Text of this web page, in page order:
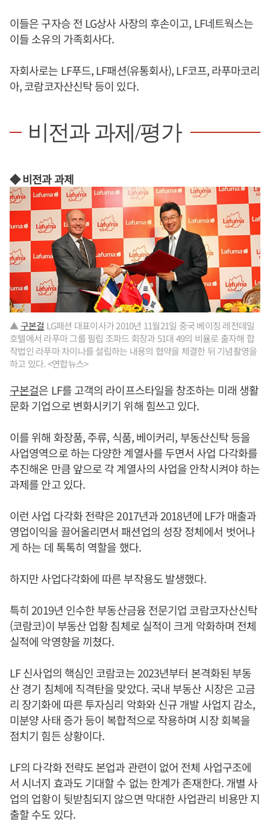
이들은 구자승 전 LG상사 사장의 후손이고, LF네트웍스는
이들 소유의 가족회사다.
자회사로는 LF푸드, LF패션(유통회사), LF코프, 라푸마코리
아, 코람코자산신탁 등이 있다.
비전과 과제/평가
◆ 비전과 과제
▲구본걸 LG패션 대표이사가 2010년 11월21일 중국 베이징 레전데일
호텔에서 라푸마 그룹 필립 조파드 회장과 51대 49의 비율로 출자해 합
작법인 라푸마 차이나를 설립하는 내용의 협약을 체결한 뒤 기념촬영을
하고 있다. <연합뉴스>
구본걸은 LF를 고객의 라이프스타일을 창조하는 미래 생활
문화 기업으로 변화시키기 위해 힘쓰고 있다.
이를 위해 화장품, 주류, 식품, 베이커리, 부동산신탁 등을
사업영역으로 하는 다양한 계열사를 두면서 사업 다각화를
추진해온 만큼 앞으로 각 계열사의 사업을 안착시켜야 하는
과제를 안고 있다.
이런 사업 다각화 전략은 2017년과 2018년에 LF가 매출과
영업이익을 끌어올리면서 패션업의 성장 정체에서 벗어나
게 하는 데 톡톡히 역할을 했다.
하지만 사업다각화에 따른 부작용도 발생했다.
특히 2019년 인수한 부동산금융 전문기업 코람코자산신탁
(코람코)이 부동산 업황 침체로 실적이 크게 악화하며 전체
실적에 악영향을 끼쳤다.
LF 신사업의 핵심인 코람코는 2023년부터 본격화된 부동
산 경기 침체에 직격탄을 맞았다. 국내 부동산 시장은 고금
리 장기화에 따른 투자심리 악화와 신규 개발 사업지 감소,
미분양 사태 증가 등이 복합적으로 작용하며 시장 회복을
점치기 힘든 상황이다.
LF의 다각화 전략도 본업과 관련이 없어 전체 사업구조에
서 시너지 효과도 기대할 수 없는 한계가 존재한다. 개별 사
업의 업황이 뒷받침되지 않으면 막대한 사업관리 비용만 지
출할 수도 있다.